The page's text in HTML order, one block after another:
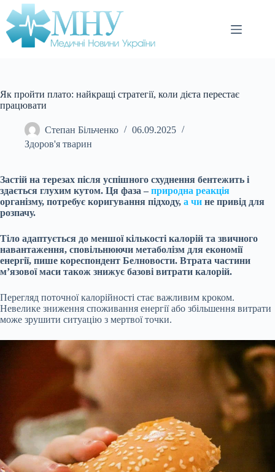
Перейти
до
вмісту
Як пройти плато: найкращі стратегії, коли дієта перестає
працювати
Степан Більченко
06.09.2025
Здоров'я тварин
Застій на терезах після успішного схуднення бентежить і
здається глухим кутом. Ця фаза – природна реакція
організму, потребує коригування підходу, а чи не привід для
розпачу.
Тіло адаптується до меншої кількості калорій та звичного
навантаження, сповільнюючи метаболізм для економії
енергії, пише кореспондент Белновости. Втрата частини
м’язової маси також знижує базові витрати калорій.
Перегляд поточної калорійності стає важливим кроком.
Невелике зниження споживання енергії або збільшення витрати
може зрушити ситуацію з мертвої точки.